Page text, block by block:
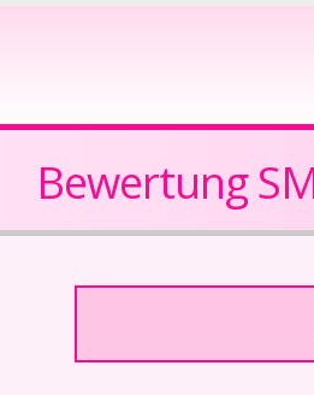
Bewertung